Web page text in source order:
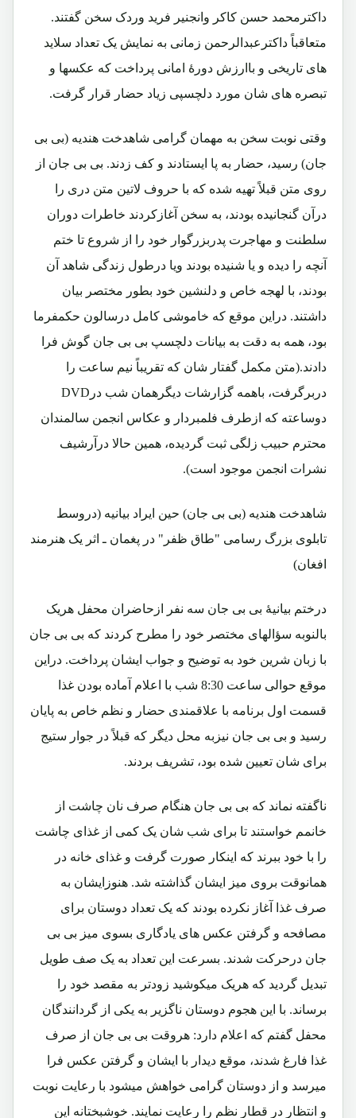
داکترمحمد حسن کاکر وانجنیر فرید وردک سخن گفتند.
متعاقباً داکترعبدالرحمن زمانی به نمایش یک تعداد سلاید
های تاریخی و باارزش دورۀ امانی پرداخت که عکسها و
تبصره های شان مورد دلچسپی زیاد حضار قرار گرفت.
وقتی نوبت سخن به مهمان گرامی شاهدخت هندیه (بی بی
جان) رسید، حضار به پا ایستادند و کف زدند. بی بی جان از
روی متن قبلاً تهیه شده که با حروف لاتین متن دری را
درآن گنجانیده بودند، به سخن آغازکردند خاطرات دوران
سلطنت و مهاجرت پدربزرگوار خود را از شروع تا ختم
آنچه را دیده و یا شنیده بودند ویا درطول زندگی شاهد آن
بودند، با لهجه خاص و دلنشین خود بطور مختصر بیان
داشتند. دراین موقع که خاموشی کامل درسالون حکمفرما
بود، همه به دقت به بیانات دلچسپ بی بی جان گوش فرا
دادند.(متن مکمل گفتار شان که تقریباً نیم ساعت را
دربرگرفت، باهمه گزارشات دیگرهمان شب درDVD
دوساعته که ازطرف فلمبردار و عکاس انجمن سالمندان
محترم حبیب زلگی ثبت گردیده، همین حالا درآرشیف
نشرات انجمن موجود است).
شاهدخت هندیه (بی بی جان) حین ایراد بیانیه (دروسط
تابلوی بزرگ رسامی "طاق ظفر" در پغمان ـ اثر یک هنرمند
افغان)
درختم بیانیۀ بی بی جان سه نفر ازحاضران محفل هریک
بالنوبه سؤالهای مختصر خود را مطرح کردند که بی بی جان
با زبان شرین خود به توضیح و جواب ایشان پرداخت. دراین
موقع حوالی ساعت 8:30 شب با اعلام آماده بودن غذا
قسمت اول برنامه با علاقمندی حضار و نظم خاص به پایان
رسید و بی بی جان نیزبه محل دیگر که قبلاً در جوار ستیج
برای شان تعیین شده بود، تشریف بردند.
ناگفته نماند که بی بی جان هنگام صرف نان چاشت از
خانمم خواستند تا برای شب شان یک کمی از غذای چاشت
را با خود ببرند که اینکار صورت گرفت و غذای خانه در
همانوقت بروی میز ایشان گذاشته شد. هنوزایشان به
صرف غذا آغاز نکرده بودند که یک تعداد دوستان برای
مصافحه و گرفتن عکس های یادگاری بسوی میز بی بی
جان درحرکت شدند. بسرعت این تعداد به یک صف طویل
تبدیل گردید که هریک میکوشید زودتر به مقصد خود را
برساند. با این هجوم دوستان ناگزیر به یکی از گردانندگان
محفل گفتم که اعلام دارد: هروقت بی بی جان از صرف
غذا فارغ شدند، موقع دیدار با ایشان و گرفتن عکس فرا
میرسد و از دوستان گرامی خواهش میشود با رعایت نوبت
و انتظار در قطار نظم را رعایت نمایند. خوشبختانه این